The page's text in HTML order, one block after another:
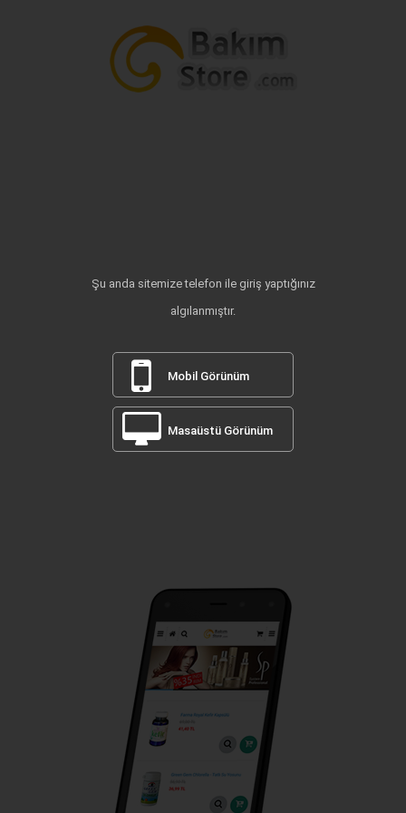
Şu anda sitemize telefon ile giriş yaptığınız
algılanmıştır.
Mobil Görünüm
Masaüstü Görünüm